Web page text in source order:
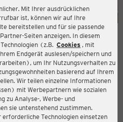
Mit Ihrer ausdrücklichen
ist, können wir auf Ihre
bereitstellen und für sie passende
Seiten anzeigen. In diesem
(z.B. Cookies , mit
Endgerät auslesen/speichern und
um Ihr Nutzungsverhalten zu
basierend auf Ihrem
Wir teilen einzelne Informationen
mit Werbepartnern wie sozialen
zu Analyse-, Werbe- und
sie untenstehend zustimmen.
Technologien einsetzen
FAMILY FILIALE
6
a.d. Ruhr
Bewertung:
AKTIONEN